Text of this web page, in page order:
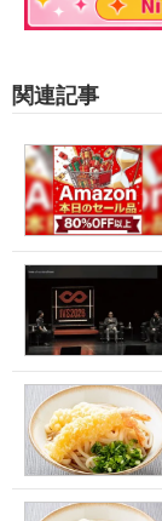
関連記事